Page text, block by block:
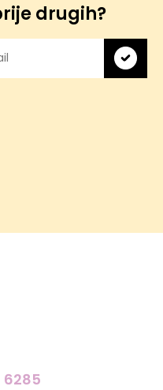
drugih?
6285